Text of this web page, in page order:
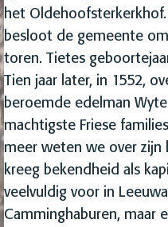
het
besloot de gemeente
toren. Tietes
Tien jaar later, in 1552,
beroemde edelman
machtigste Friese
meer weten we over zijn
kreeg bekendheid als
veelvuldig voor in
Camminghaburen, maar